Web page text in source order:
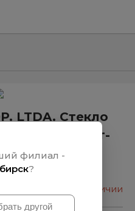
LTDA. Стекло
411 для салат-
нет в наличии
филиал -
?